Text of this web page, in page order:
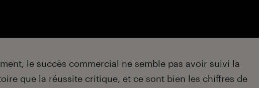
le succès commercial ne semble pas avoir suivi la
que la réussite critique, et ce sont bien les chiffres de